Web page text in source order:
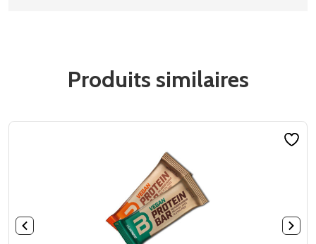
Produits similaires